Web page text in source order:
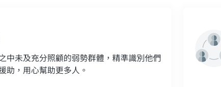
中未及充分照顧的弱勢群體，精準識別他們
助，用心幫助更多人。